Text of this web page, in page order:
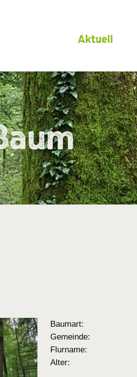
Aktuell
Baumart:
Gemeinde:
Flurname:
Alter: